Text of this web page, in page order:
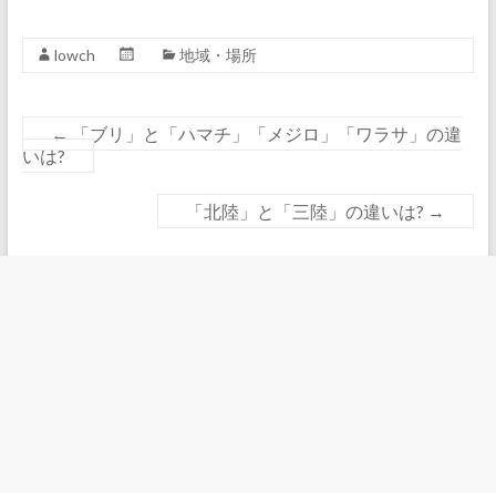
lowch 地域・場所
←
「ブリ」と「ハマチ」「メジロ」「ワラサ」の違
いは?
「北陸」と「三陸」の違いは? →